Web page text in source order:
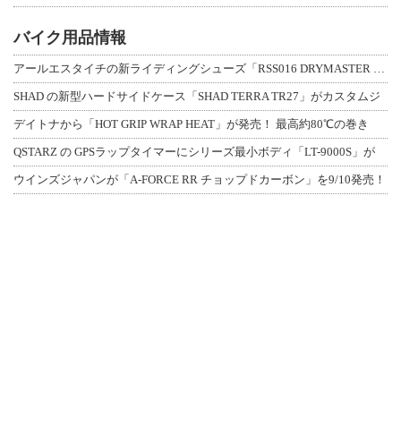
バイク用品情報
アールエスタイチの新ライディングシューズ「RSS016 DRYMASTER スト
SHAD の新型ハードサイドケース「SHAD TERRA TR27」がカスタムジ
デイトナから「HOT GRIP WRAP HEAT」が発売！ 最高約80℃の巻き
QSTARZ の GPSラップタイマーにシリーズ最小ボディ「LT-9000S」が
ウインズジャパンが「A-FORCE RR チョップドカーボン」を9/10発売！